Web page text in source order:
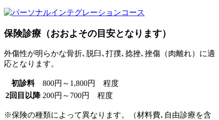
保険診療（おおよその目安となります）
外傷性が明らかな骨折､脱臼､打撲､捻挫､挫傷（肉離れ）に適
応となります。
初診料
800円～1,800円 程度
2回目以降 200円～700円 程度
※保険の種類によって異なります。（材料費､自由診療を含